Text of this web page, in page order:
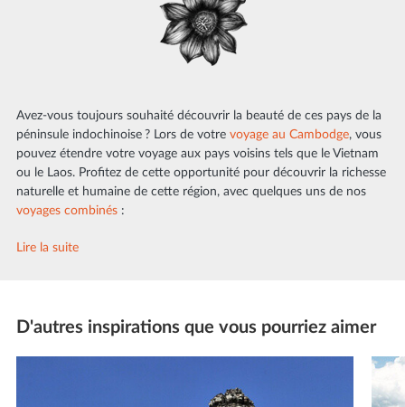
Avez-vous toujours souhaité découvrir la beauté de ces pays de la
péninsule indochinoise ? Lors de votre voyage au Cambodge, vous
pouvez étendre votre voyage aux pays voisins tels que le Vietnam
ou le Laos. Profitez de cette opportunité pour découvrir la richesse
naturelle et humaine de cette région, avec quelques uns de nos
voyages combinés:
Lire la suite
D'autres inspirations que vous pourriez aimer